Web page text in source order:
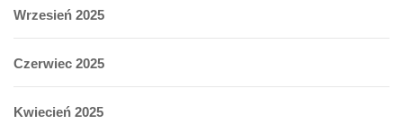
Wrzesień 2025
Czerwiec 2025
Kwiecień 2025